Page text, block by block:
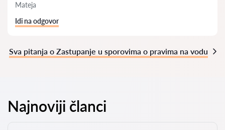
Mateja
Idi na odgovor
Sva pitanja o Zastupanje u sporovima o pravima na vodu
Najnoviji članci